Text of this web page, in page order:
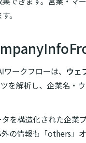
。
ワークフローは、 ウェ
を解析し、企業名・
を構造化された企業
の情報も「others」